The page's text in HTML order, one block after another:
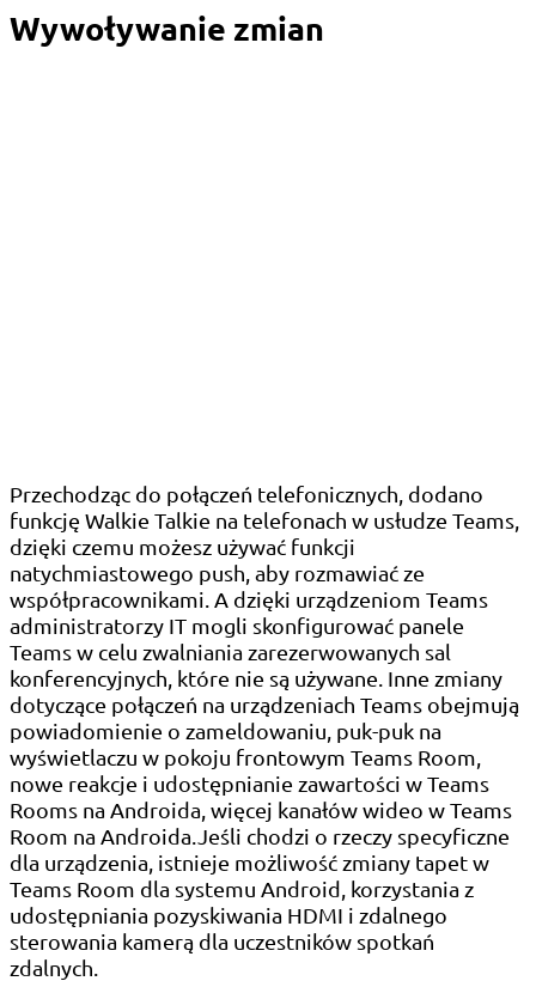
Wywoływanie zmian
Przechodząc do połączeń telefonicznych, dodano
funkcję Walkie Talkie na telefonach w usłudze Teams,
dzięki czemu możesz używać funkcji
natychmiastowego push, aby rozmawiać ze
współpracownikami. A dzięki urządzeniom Teams
administratorzy IT mogli skonfigurować panele
Teams w celu zwalniania zarezerwowanych sal
konferencyjnych, które nie są używane. Inne zmiany
dotyczące połączeń na urządzeniach Teams obejmują
powiadomienie o zameldowaniu, puk-puk na
wyświetlaczu w pokoju frontowym Teams Room,
nowe reakcje i udostępnianie zawartości w Teams
Rooms na Androida, więcej kanałów wideo w Teams
Room na Androida.Jeśli chodzi o rzeczy specyficzne
dla urządzenia, istnieje możliwość zmiany tapet w
Teams Room dla systemu Android, korzystania z
udostępniania pozyskiwania HDMI i zdalnego
sterowania kamerą dla uczestników spotkań
zdalnych.